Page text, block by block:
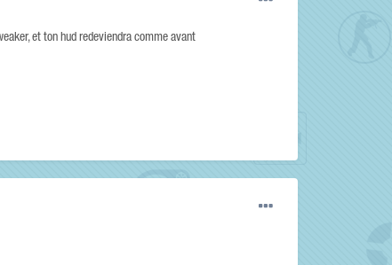
et ton hud redeviendra comme avant